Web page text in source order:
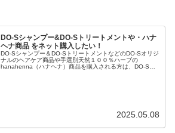
DO-Sシャンプー&DO-Sトリートメントや・ハナ
ヘナ商品 をネット購入したい！
DO-Sシャンプー＆DO-SトリートメントなどのDO-Sオリジ
ナルのヘアケア商品や手選別天然１００％ハーブの
hanahenna（ハナヘナ）商品を購入される方は、DO-S公
2025.05.08